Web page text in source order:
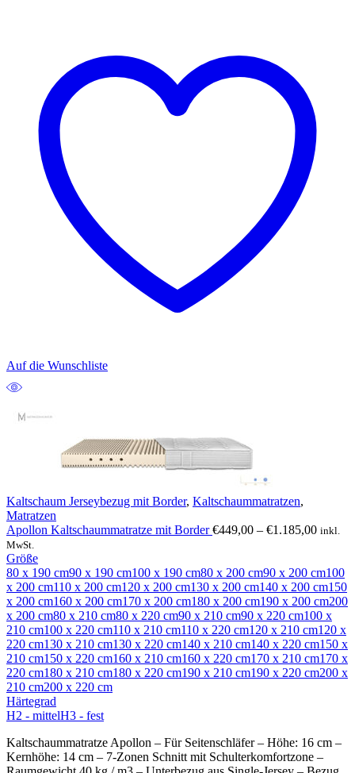
Auf die Wunschliste
Kaltschaum Jerseybezug mit Border, Kaltschaummatratzen,
Matratzen
Apollon Kaltschaummatratze mit Border€449,00 – €1.185,00 inkl.
MwSt.
Größe
80 x 190 cm90 x 190 cm100 x 190 cm80 x 200 cm90 x 200 cm100
x 200 cm110 x 200 cm120 x 200 cm130 x 200 cm140 x 200 cm150
x 200 cm160 x 200 cm170 x 200 cm180 x 200 cm190 x 200 cm200
x 200 cm80 x 210 cm80 x 220 cm90 x 210 cm90 x 220 cm100 x
210 cm100 x 220 cm110 x 210 cm110 x 220 cm120 x 210 cm120 x
220 cm130 x 210 cm130 x 220 cm140 x 210 cm140 x 220 cm150 x
210 cm150 x 220 cm160 x 210 cm160 x 220 cm170 x 210 cm170 x
220 cm180 x 210 cm180 x 220 cm190 x 210 cm190 x 220 cm200 x
210 cm200 x 220 cm
Härtegrad
H2 - mittelH3 - fest
Kaltschaummatratze Apollon – Für Seitenschläfer – Höhe: 16 cm –
Kernhöhe: 14 cm – 7-Zonen Schnitt mit Schulterkomfortzone –